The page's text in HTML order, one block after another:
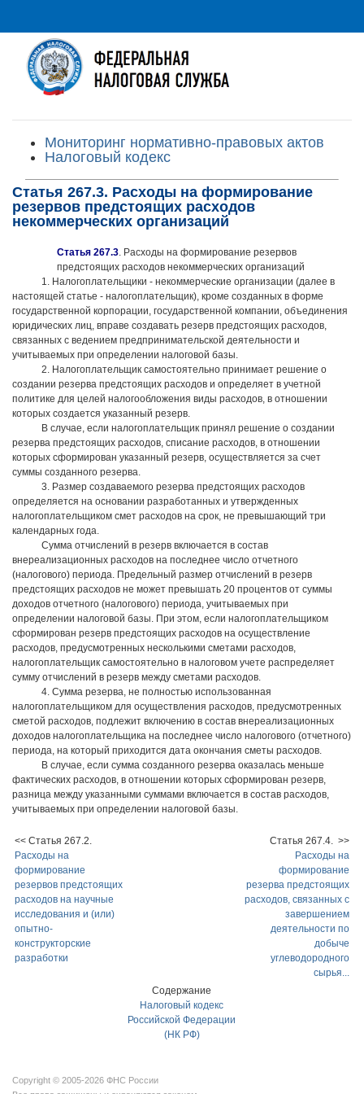
Мониторинг нормативно-правовых актов
Налоговый кодекс
Статья 267.3. Расходы на формирование
резервов предстоящих расходов
некоммерческих организаций
Статья 267.3. Расходы на формирование резервов
предстоящих расходов некоммерческих организаций
1. Налогоплательщики - некоммерческие организации (далее в
настоящей статье - налогоплательщик), кроме созданных в форме
государственной корпорации, государственной компании, объединения
юридических лиц, вправе создавать резерв предстоящих расходов,
связанных с ведением предпринимательской деятельности и
учитываемых при определении налоговой базы.
2. Налогоплательщик самостоятельно принимает решение о
создании резерва предстоящих расходов и определяет в учетной
политике для целей налогообложения виды расходов, в отношении
которых создается указанный резерв.
В случае, если налогоплательщик принял решение о создании
резерва предстоящих расходов, списание расходов, в отношении
которых сформирован указанный резерв, осуществляется за счет
суммы созданного резерва.
3. Размер создаваемого резерва предстоящих расходов
определяется на основании разработанных и утвержденных
налогоплательщиком смет расходов на срок, не превышающий три
календарных года.
Сумма отчислений в резерв включается в состав
внереализационных расходов на последнее число отчетного
(налогового) периода. Предельный размер отчислений в резерв
предстоящих расходов не может превышать 20 процентов от суммы
доходов отчетного (налогового) периода, учитываемых при
определении налоговой базы. При этом, если налогоплательщиком
сформирован резерв предстоящих расходов на осуществление
расходов, предусмотренных несколькими сметами расходов,
налогоплательщик самостоятельно в налоговом учете распределяет
сумму отчислений в резерв между сметами расходов.
4. Сумма резерва, не полностью использованная
налогоплательщиком для осуществления расходов, предусмотренных
сметой расходов, подлежит включению в состав внереализационных
доходов налогоплательщика на последнее число налогового (отчетного)
периода, на который приходится дата окончания сметы расходов.
В случае, если сумма созданного резерва оказалась меньше
фактических расходов, в отношении которых сформирован резерв,
разница между указанными суммами включается в состав расходов,
учитываемых при определении налоговой базы.
<< Статья 267.2.
Расходы на
формирование
резервов предстоящих
расходов на научные
исследования и (или)
опытно-
конструкторские
разработки
Статья 267.4. >>
Расходы на
формирование
резерва предстоящих
расходов, связанных с
завершением
деятельности по
добыче
углеводородного
сырья...
Содержание
Налоговый кодекс
Российской Федерации
(НК РФ)
Copyright © 2005-2026 ФНС России